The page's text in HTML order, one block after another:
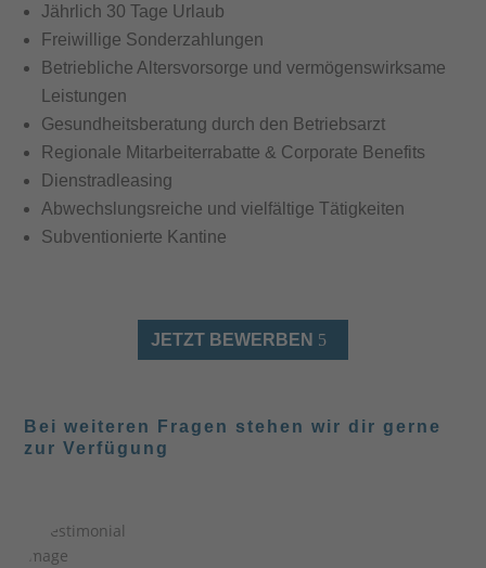
Jährlich 30 Tage Urlaub
Freiwillige Sonderzahlungen
Betriebliche Altersvorsorge und vermögenswirksame
Leistungen
Gesundheitsberatung durch den Betriebsarzt
Regionale Mitarbeiterrabatte & Corporate Benefits
Dienstradleasing
Abwechslungsreiche und vielfältige Tätigkeiten
Subventionierte Kantine
JETZT BEWERBEN
Bei weiteren Fragen stehen wir dir gerne
zur Verfügung